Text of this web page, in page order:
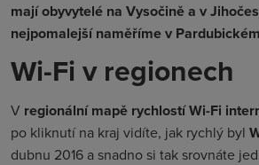
mají obyvytelé na Vysočině a v
nejpomalejší naměříme v
Wi-Fi v regionech
V regionální mapě rychlostí Wi-Fi
po kliknutí na kraj vidíte, jak rychlý byl
dubnu 2016 a snadno si tak srovnáte